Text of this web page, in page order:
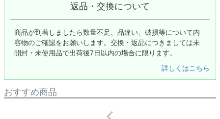
返品・交換について
商品が到着しましたら数量不足、品違い、破損等について内
容物のご確認をお願いします。交換・返品につきましては未
開封・未使用品で出荷後7日以内の場合に限ります。
詳しくはこちら
おすすめ商品